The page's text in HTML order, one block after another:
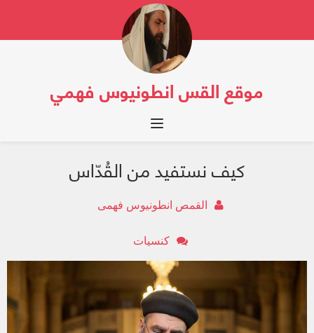
موقع القس انطونيوس فهمي
Toggle navigation
كيف نستفيد من القُدّاس
القمص انطونيوس فهمى
كنسيات